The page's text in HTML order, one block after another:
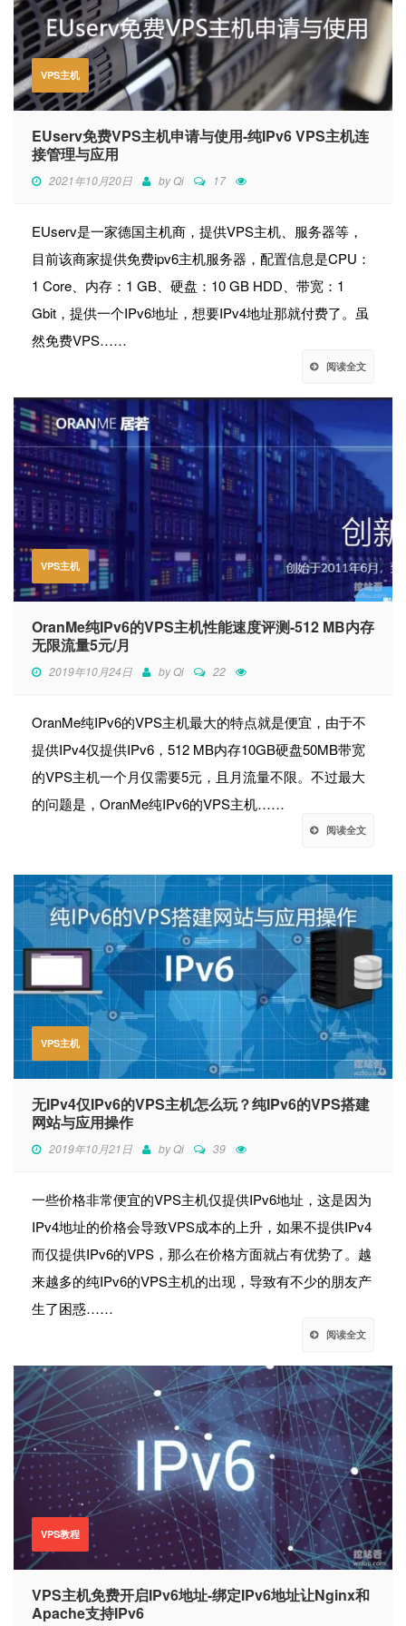
VPS主机
EUserv免费VPS主机申请与使用-纯IPv6 VPS主机连
接管理与应用
2021年10月20日 byQi 17
EUserv是一家德国主机商，提供VPS主机、服务器等，
目前该商家提供免费ipv6主机服务器，配置信息是CPU：
1 Core、内存：1 GB、硬盘：10 GB HDD、带宽：1
Gbit，提供一个IPv6地址，想要IPv4地址那就付费了。虽
然免费VPS……
阅读全文
VPS主机
OranMe纯IPv6的VPS主机性能速度评测-512 MB内存
无限流量5元/月
2019年10月24日 byQi 22
OranMe纯IPv6的VPS主机最大的特点就是便宜，由于不
提供IPv4仅提供IPv6，512 MB内存10GB硬盘50MB带宽
的VPS主机一个月仅需要5元，且月流量不限。不过最大
的问题是，OranMe纯IPv6的VPS主机……
阅读全文
VPS主机
无IPv4仅IPv6的VPS主机怎么玩？纯IPv6的VPS搭建
网站与应用操作
2019年10月21日 byQi 39
一些价格非常便宜的VPS主机仅提供IPv6地址，这是因为
IPv4地址的价格会导致VPS成本的上升，如果不提供IPv4
而仅提供IPv6的VPS，那么在价格方面就占有优势了。越
来越多的纯IPv6的VPS主机的出现，导致有不少的朋友产
生了困惑……
阅读全文
VPS教程
VPS主机免费开启IPv6地址-绑定IPv6地址让Nginx和
Apache支持IPv6